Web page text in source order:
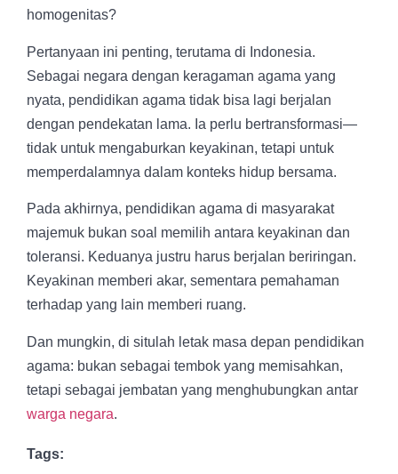
homogenitas?
Pertanyaan ini penting, terutama di Indonesia.
Sebagai negara dengan keragaman agama yang
nyata, pendidikan agama tidak bisa lagi berjalan
dengan pendekatan lama. Ia perlu bertransformasi—
tidak untuk mengaburkan keyakinan, tetapi untuk
memperdalamnya dalam konteks hidup bersama.
Pada akhirnya, pendidikan agama di masyarakat
majemuk bukan soal memilih antara keyakinan dan
toleransi. Keduanya justru harus berjalan beriringan.
Keyakinan memberi akar, sementara pemahaman
terhadap yang lain memberi ruang.
Dan mungkin, di situlah letak masa depan pendidikan
agama: bukan sebagai tembok yang memisahkan,
tetapi sebagai jembatan yang menghubungkan antar
warga negara.
Tags: